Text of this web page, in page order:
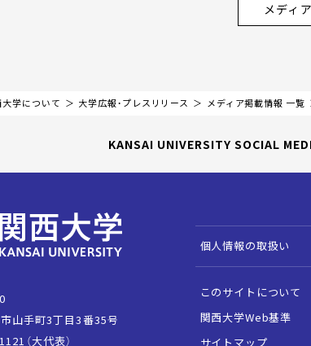
メディ
大学について 大学広報・プレスリリース メディア掲載情報 一覧
KANSAI UNIVERSITY SOCIAL
個人情報の取扱い
このサイトについて
関西大学Web基準
サイトマップ
山手町3丁目3番35号
（大代表）